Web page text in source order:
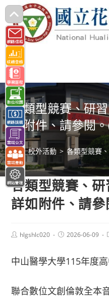
跳
轉
至
主
要
內
容 各類型競賽、研
如附件、請參閱
> 校外活動 > 各類型競賽
各類型競賽、研
詳如附件、請
Posthlgshlc020
Post2026-06-09
中山醫學大學115年度
聯合數位文創倫敦全本